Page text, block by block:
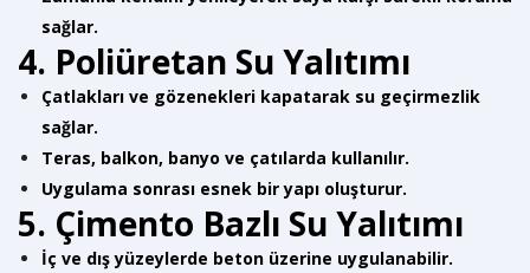
sağlar.
4. Poliüretan Su Yalıtımı
Çatlakları ve gözenekleri kapatarak su geçirmezlik
sağlar.
Teras, balkon, banyo ve çatılarda kullanılır.
Uygulama sonrası esnek bir yapı oluşturur.
5. Çimento Bazlı Su Yalıtımı
İç ve dış yüzeylerde beton üzerine uygulanabilir.